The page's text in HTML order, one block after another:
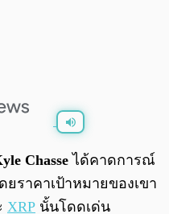
0:00
Chasse ได้คาดการณ์
ราคาเป้าหมายของเขา
XRP นั้นโดดเด่น